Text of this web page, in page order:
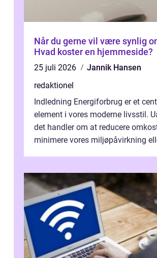
Når du gerne vil være synlig
Hvad koster en hjemmeside?
25 juli 2026
Jannik Hansen
redaktionel
Indledning Energiforbrug er et
element i vores moderne livsstil.
det handler om at reducere
minimere vores miljøpåvirkning